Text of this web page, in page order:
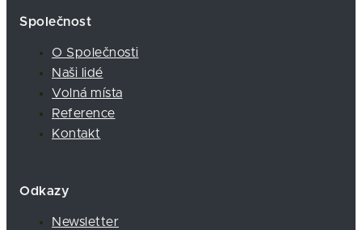
Společnost
O Společnosti
Naši lidé
Volná místa
Reference
Kontakt
Odkazy
Newsletter